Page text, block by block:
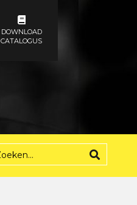
DOWNLOAD
CATALOGUS